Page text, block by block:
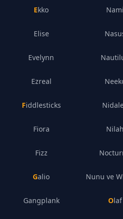
Ekko
Elise
Evelynn
Ezreal
Fiddlesticks
Fiora
Fizz
Galio
Gangplank
Nami
Nilah
Nunu ve
Olaf